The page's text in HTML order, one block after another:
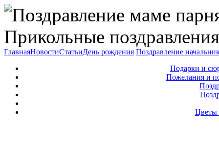
Прикольные
ГлавнаяНовостиСтатьиДень рождения Поздравление
Подарки и
Пожелания и
Цветы